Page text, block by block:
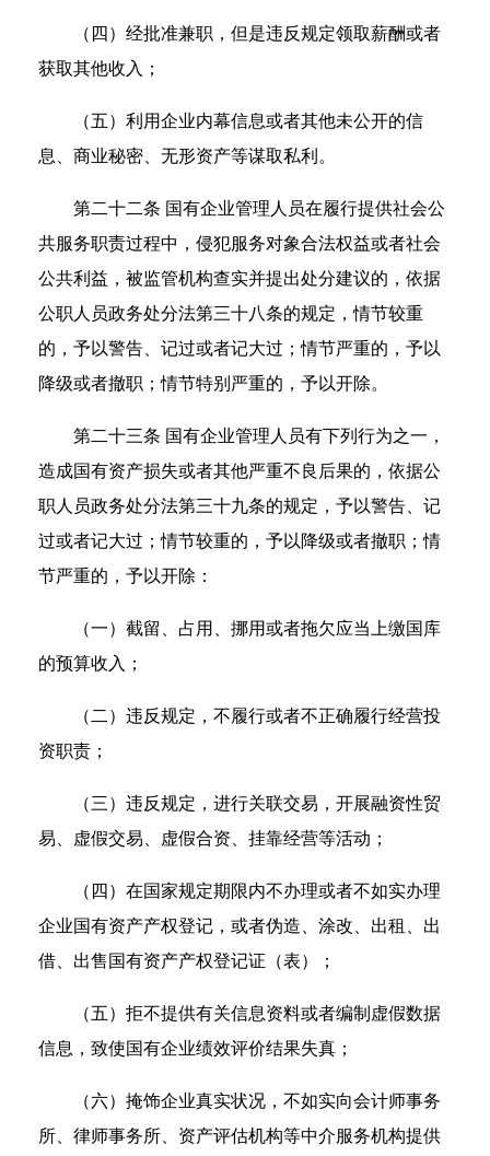
（四）经批准兼职，但是违反规定领取薪酬或者
获取其他收入；
（五）利用企业内幕信息或者其他未公开的信
息、商业秘密、无形资产等谋取私利。
第二十二条 国有企业管理人员在履行提供社会公
共服务职责过程中，侵犯服务对象合法权益或者社会
公共利益，被监管机构查实并提出处分建议的，依据
公职人员政务处分法第三十八条的规定，情节较重
的，予以警告、记过或者记大过；情节严重的，予以
降级或者撤职；情节特别严重的，予以开除。
第二十三条 国有企业管理人员有下列行为之一，
造成国有资产损失或者其他严重不良后果的，依据公
职人员政务处分法第三十九条的规定，予以警告、记
过或者记大过；情节较重的，予以降级或者撤职；情
节严重的，予以开除：
（一）截留、占用、挪用或者拖欠应当上缴国库
的预算收入；
（二）违反规定，不履行或者不正确履行经营投
资职责；
（三）违反规定，进行关联交易，开展融资性贸
易、虚假交易、虚假合资、挂靠经营等活动；
（四）在国家规定期限内不办理或者不如实办理
企业国有资产产权登记，或者伪造、涂改、出租、出
借、出售国有资产产权登记证（表）；
（五）拒不提供有关信息资料或者编制虚假数据
信息，致使国有企业绩效评价结果失真；
（六）掩饰企业真实状况，不如实向会计师事务
所、律师事务所、资产评估机构等中介服务机构提供